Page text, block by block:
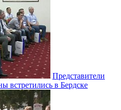
Представители
встретились в Бердске